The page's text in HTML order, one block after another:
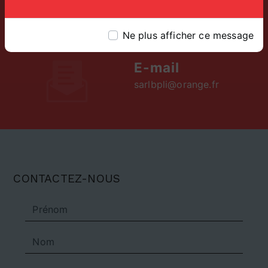
Ne plus afficher ce message
E-mail
sarlbpli@orange.fr
CONTACTEZ-NOUS